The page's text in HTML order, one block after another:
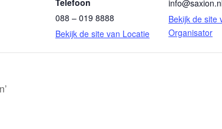
Telefoon
088 – 019 8888
Bekijk de site van Locatie
Bekijk de site
Organisator